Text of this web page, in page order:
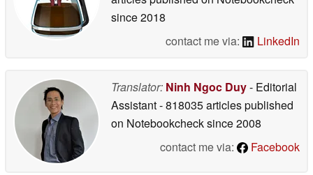
since 2018
contact me via:
LinkedIn
Translator: Ninh Ngoc Duy- Editorial
Assistant- 818035 articles published
on Notebookchecksince 2008
contact me via:
Facebook